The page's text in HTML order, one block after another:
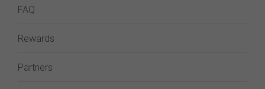
FAQ
Rewards
Partners